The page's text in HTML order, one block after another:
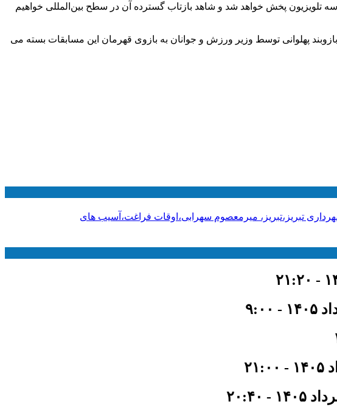
تلویزیون پخش خواهد شد و شاهد بازتاب گسترده آن در سطح بین‌المللی خواهیم
دنبال می شود، گفت: در پایان این مسابقات بازوبند پهلوانی توسط وزیر ورزش و جوانان به بازوی قهرمان این مسابقات بسته می
تبریز،تبریز، میرمعصوم سهرابی،اوقات فراغت،آسیب های